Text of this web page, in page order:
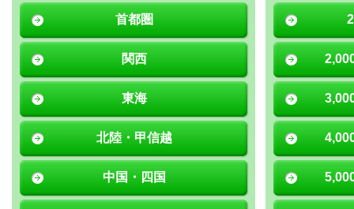
首都圏
関西
東海
北陸・甲信越
中国・四国